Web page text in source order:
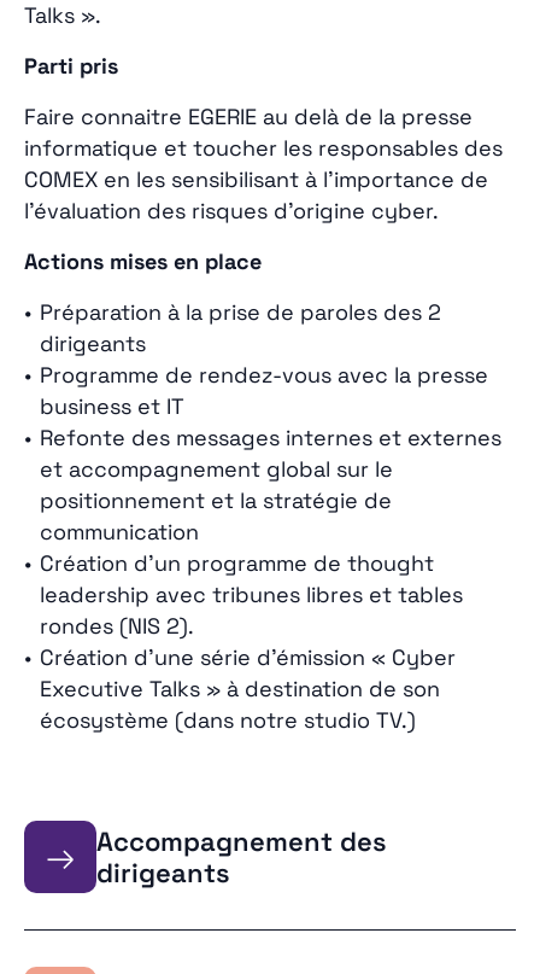
Talks ».
Parti pris
Faire connaitre EGERIE au delà de la presse
informatique et toucher les responsables des
COMEX en les sensibilisant à l’importance de
l’évaluation des risques d’origine cyber.
Actions mises en place
Préparation à la prise de paroles des 2
dirigeants
Programme de rendez-vous avec la presse
business et IT
Refonte des messages internes et externes
et accompagnement global sur le
positionnement et la stratégie de
communication
Création d’un programme de thought
leadership avec tribunes libres et tables
rondes (NIS 2).
Création d’une série d’émission « Cyber
Executive Talks » à destination de son
écosystème (dans notre studio TV.)
→
Accompagnement des
dirigeants